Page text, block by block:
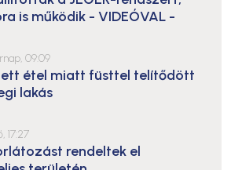
is működik - VIDEÓVAL -
09:09
étel miatt füsttel telítődött
lakás
17:27
rendeltek el